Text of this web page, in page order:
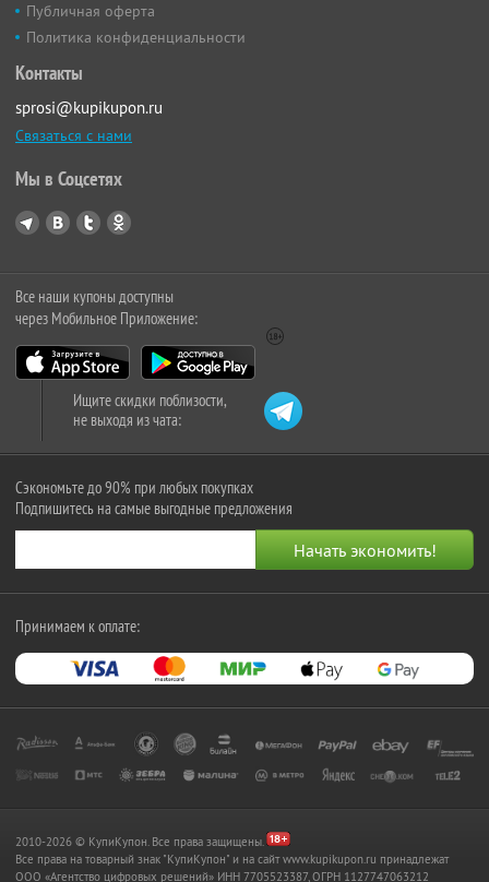
Публичная оферта
Политика конфиденциальности
Контакты
sprosi@kupikupon.ru
Связаться с нами
Мы в Соцсетях
Все наши купоны доступны
через Мобильное Приложение:
Ищите скидки поблизости,
не выходя из чата:
Сэкономьте до 90% при любых покупках
Подпишитесь на самые выгодные предложения
Принимаем к оплате:
2010-2026 © КупиКупон. Все права защищены.
Все права на товарный знак "КупиКупон" и на сайт www.kupikupon.ru принадлежат
OOO «Агентство цифровых решений» ИНН 7705523387, ОГРН 1127747063212